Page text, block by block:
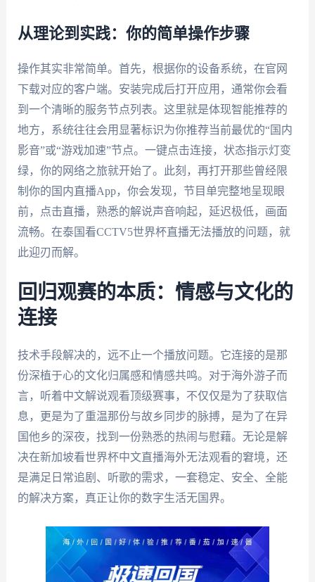
从理论到实践：你的简单操作步骤
操作其实非常简单。首先，根据你的设备系统，在官网
下载对应的客户端。安装完成后打开应用，通常你会看
到一个清晰的服务节点列表。这里就是体现智能推荐的
地方，系统往往会用显著标识为你推荐当前最优的“国内
影音”或“游戏加速”节点。一键点击连接，状态指示灯变
绿，你的网络之旅就开始了。此刻，再打开那些曾经限
制你的国内直播App，你会发现，节目单完整地呈现眼
前，点击直播，熟悉的解说声音响起，延迟极低，画面
流畅。在泰国看CCTV5世界杯直播无法播放的问题，就
此迎刃而解。
回归观赛的本质：情感与文化的
连接
技术手段解决的，远不止一个播放问题。它连接的是那
份深植于心的文化归属感和情感共鸣。对于海外游子而
言，听着中文解说观看顶级赛事，不仅仅是为了获取信
息，更是为了重温那份与故乡同步的脉搏，是为了在异
国他乡的深夜，找到一份熟悉的热闹与慰藉。无论是解
决在新加坡看世界杯中文直播海外无法观看的窘境，还
是满足日常追剧、听歌的需求，一套稳定、安全、全能
的解决方案，真正让你的数字生活无国界。